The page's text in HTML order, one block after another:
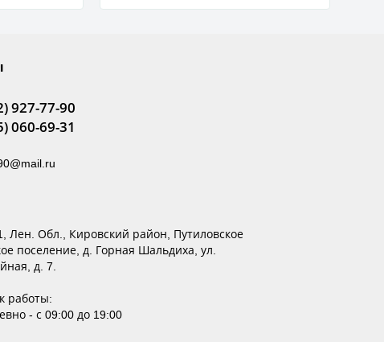
927-77-90
060-69-31
Лен. Обл., Кировский район, Путиловское
поселение, д. Горная Шальдиха, ул.
д. 7.
работы:
- с 09:00 до 19:00